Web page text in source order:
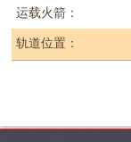
运载火箭：
轨道位置：